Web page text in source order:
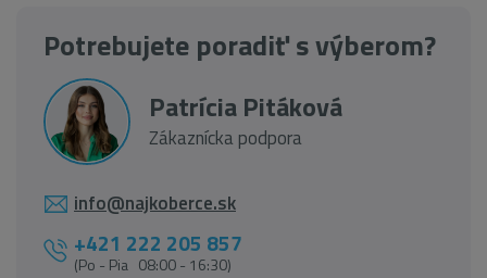
Potrebujete poradiť s výberom?
Patrícia Pitáková
Zákaznícka podpora
info@najkoberce.sk
+421 222 205 857
(Po - Pia 08:00 - 16:30)